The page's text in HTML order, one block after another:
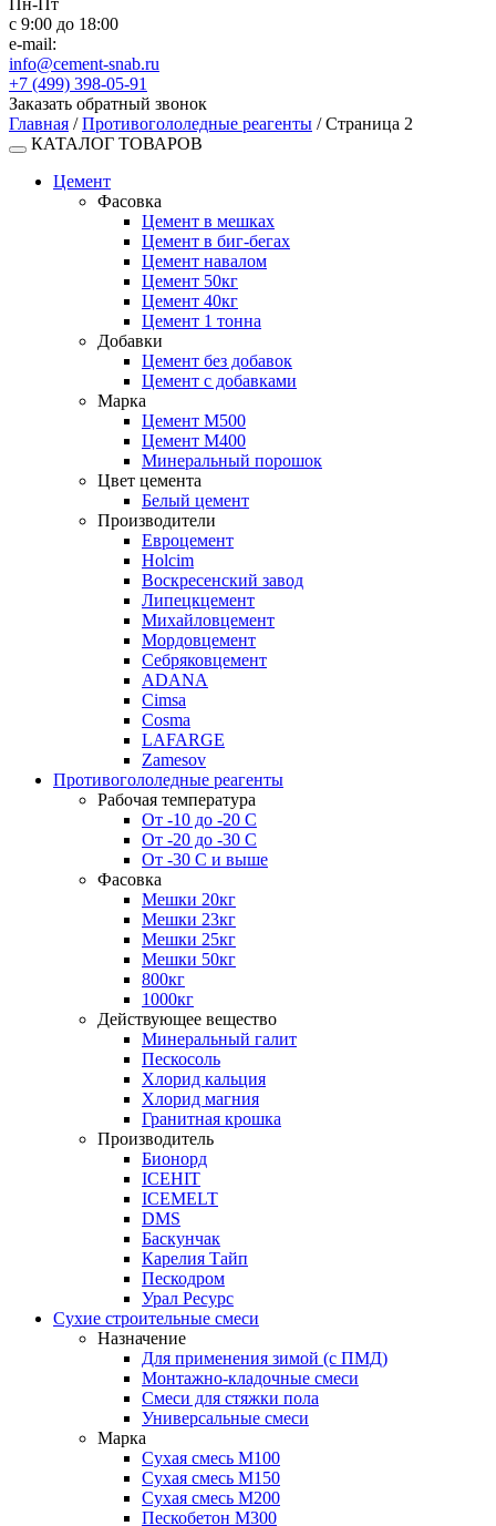
Пн-Пт
с 9:00 до 18:00
e-mail:
info@cement-snab.ru
+7 (499) 398-05-91
Заказать обратный звонок
Главная /Противогололедные реагенты / Страница 2
КАТАЛОГ ТОВАРОВ
Цемент
Фасовка
Цемент в мешках
Цемент в биг-бегах
Цемент навалом
Цемент 50кг
Цемент 40кг
Цемент 1 тонна
Добавки
Цемент без добавок
Цемент с добавками
Марка
Цемент М500
Цемент М400
Минеральный порошок
Цвет цемента
Белый цемент
Производители
Евроцемент
Holcim
Воскресенский завод
Липецкцемент
Михайловцемент
Мордовцемент
Себряковцемент
ADANA
Cimsa
Cosma
LAFARGE
Zamesov
Противогололедные реагенты
Рабочая температура
От -10 до -20 С
От -20 до -30 С
От -30 С и выше
Фасовка
Мешки 20кг
Мешки 23кг
Мешки 25кг
Мешки 50кг
800кг
1000кг
Действующее вещество
Минеральный галит
Пескосоль
Хлорид кальция
Хлорид магния
Гранитная крошка
Производитель
Бионорд
ICEHIT
ICEMELT
DMS
Баскунчак
Карелия Тайп
Пескодром
Урал Ресурс
Сухие строительные смеси
Назначение
Для применения зимой (с ПМД)
Монтажно-кладочные смеси
Смеси для стяжки пола
Универсальные смеси
Марка
Сухая смесь М100
Сухая смесь М150
Сухая смесь М200
Пескобетон М300